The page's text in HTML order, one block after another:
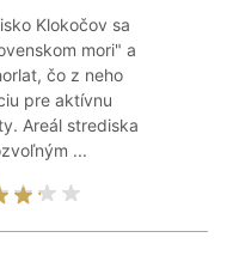
Klokočov sa
mori" a
čo z neho
pre aktívnu
Areál strediska
...